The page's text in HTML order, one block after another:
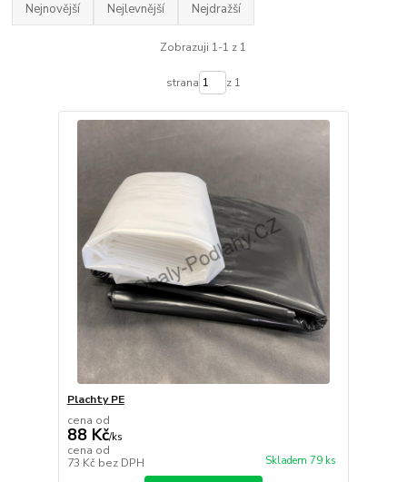
Nejnovější Nejlevnější Nejdražší
Zobrazuji 1-1 z 1
strana z 1
Plachty PE
cena od
88 Kč/ks
cena od
73 Kč bez DPH Skladem 79 ks